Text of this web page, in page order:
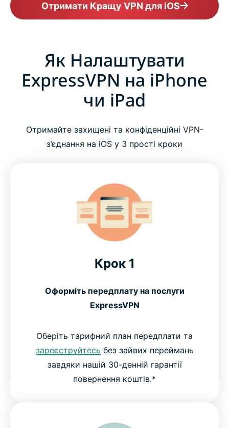
Отримати Кращу VPN для iOS
Як Налаштувати
ExpressVPN на iPhone
чи iPad
Отримайте захищені та конфіденційні VPN-
з’єднання на iOS у 3 прості кроки
Крок 1
Оформіть передплату на послуги
ExpressVPN
Оберіть тарифний план передплати та
зареєструйтесь без зайвих переймань
завдяки нашій 30-денній гарантії
повернення коштів.*